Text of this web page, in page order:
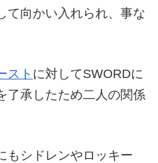
て向かい入れられ、事な
スト に対してSWORDに
了承したため二人の関係
もシドレンやロッキー